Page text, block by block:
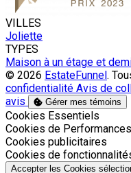
VILLES
Joliette
TYPES
Maison à un étage et
© 2026 EstateFunnel .
confidentialité Avis de
avis
Gérer mes témoins
Activer
Cookies Essentiels
Activer
Cookies de Performances
Activer
Cookies publicitaires
Activer
Cookies de
Accepter les Cookies